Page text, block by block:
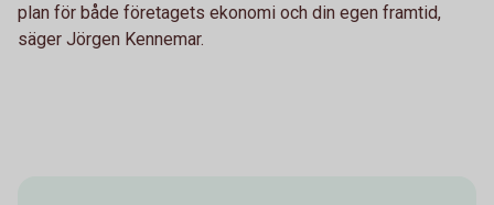
plan för både företagets ekonomi och din egen framtid,
säger Jörgen Kennemar.